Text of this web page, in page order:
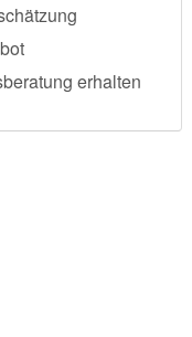
erhalten